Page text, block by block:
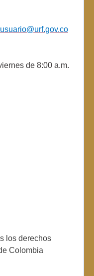
de 8:00 a.m.
los derechos
Colombia